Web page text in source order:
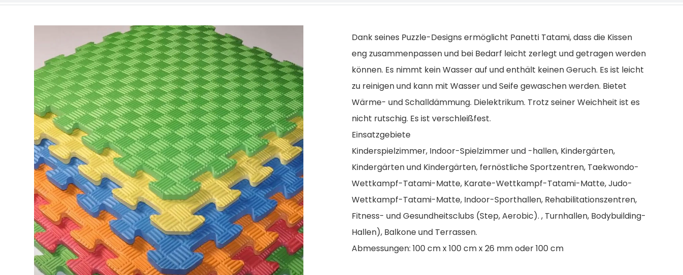
Dank seines Puzzle-Designs ermöglicht Panetti Tatami, dass die Kissen
eng zusammenpassen und bei Bedarf leicht zerlegt und getragen werden
können. Es nimmt kein Wasser auf und enthält keinen Geruch. Es ist leicht
zu reinigen und kann mit Wasser und Seife gewaschen werden. Bietet
Wärme- und Schalldämmung. Dielektrikum. Trotz seiner Weichheit ist es
nicht rutschig. Es ist verschleißfest.
Einsatzgebiete
Kinderspielzimmer, Indoor-Spielzimmer und -hallen, Kindergärten,
Kindergärten und Kindergärten, fernöstliche Sportzentren, Taekwondo-
Wettkampf-Tatami-Matte, Karate-Wettkampf-Tatami-Matte, Judo-
Wettkampf-Tatami-Matte, Indoor-Sporthallen, Rehabilitationszentren,
Fitness- und Gesundheitsclubs (Step, Aerobic). , Turnhallen, Bodybuilding-
Hallen), Balkone und Terrassen.
Abmessungen: 100 cm x 100 cm x 26 mm oder 100 cm